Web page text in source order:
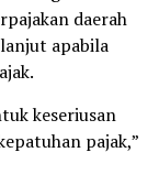
daerah
apabila
keseriusan
pajak,”